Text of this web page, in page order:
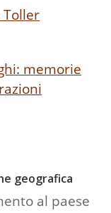
Toller
memorie
geografica
al paese